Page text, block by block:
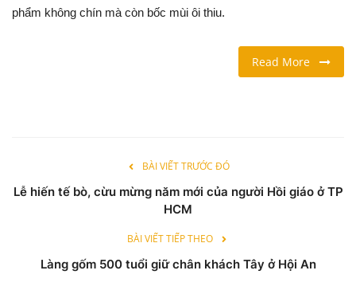
phẩm không chín mà còn bốc mùi ôi thiu.
Read More
BÀI VIẾT TRƯỚC ĐÓ
Lễ hiến tế bò, cừu mừng năm mới của người Hồi giáo ở TP
HCM
BÀI VIẾT TIẾP THEO
Làng gốm 500 tuổi giữ chân khách Tây ở Hội An